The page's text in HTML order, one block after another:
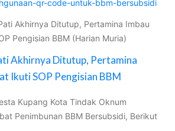
qr-code-untuk-bbm-bersubsidi
Akhirnya Ditutup, Pertamina Imbau
Pengisian BBM (Harian Muria)
Akhirnya Ditutup, Pertamina
Ikuti SOP Pengisian BBM
Kupang Kota Tindak Oknum
Penimbunan BBM Bersubsidi, Berikut